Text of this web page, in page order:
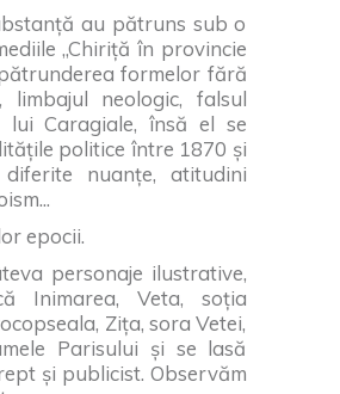
au pătruns sub o
„Chiriță în provincie
formelor fără
neologic, falsul
Caragiale, însă el se
politice între 1870 și
nuanțe, atitudini
epocii.
personaje ilustrative,
Inimarea, Veta, soția
Zița, sora Vetei,
Parisului și se lasă
și publicist. Observăm